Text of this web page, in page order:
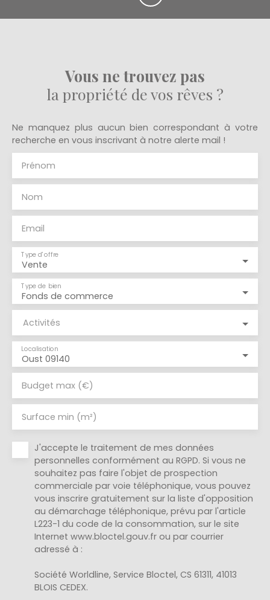
Vous ne trouvez pas
la propriété de vos rêves ?
Ne manquez plus aucun bien correspondant à votre
recherche en vous inscrivant à notre alerte mail !
Prénom
Nom
Email
Vente
Type d'offre
Fonds de commerce
Type de bien
Activités
Oust 09140
Localisation
Budget max (€)
Surface min (m²)
J'accepte le traitement de mes données
personnelles conformément au RGPD. Si vous ne
souhaitez pas faire l'objet de prospection
commerciale par voie téléphonique, vous pouvez
vous inscrire gratuitement sur la liste d'opposition
au démarchage téléphonique, prévu par l'article
L223-1 du code de la consommation, sur le site
Internet www.bloctel.gouv.fr ou par courrier
adressé à :
Société Worldline, Service Bloctel, CS 61311, 41013
BLOIS CEDEX.